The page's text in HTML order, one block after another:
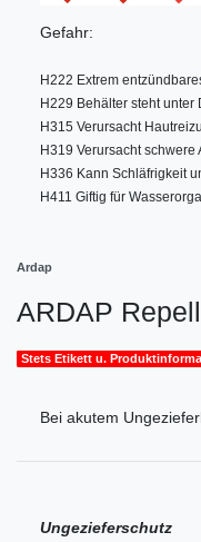
Gefahr:
H222 Extrem
H229 Behälter steht unter
H315 Verursacht
H319 Verursacht schwere
H336 Kann Schläfrigkeit
H411 Giftig für
Ardap
ARDAP
Stets Etikett u.
Bei akutem
Ungezieferschutz